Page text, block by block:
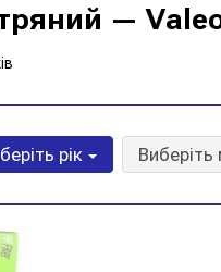
—
рік Виберіть